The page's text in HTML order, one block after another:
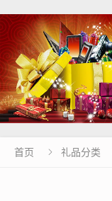
首页  礼品分类